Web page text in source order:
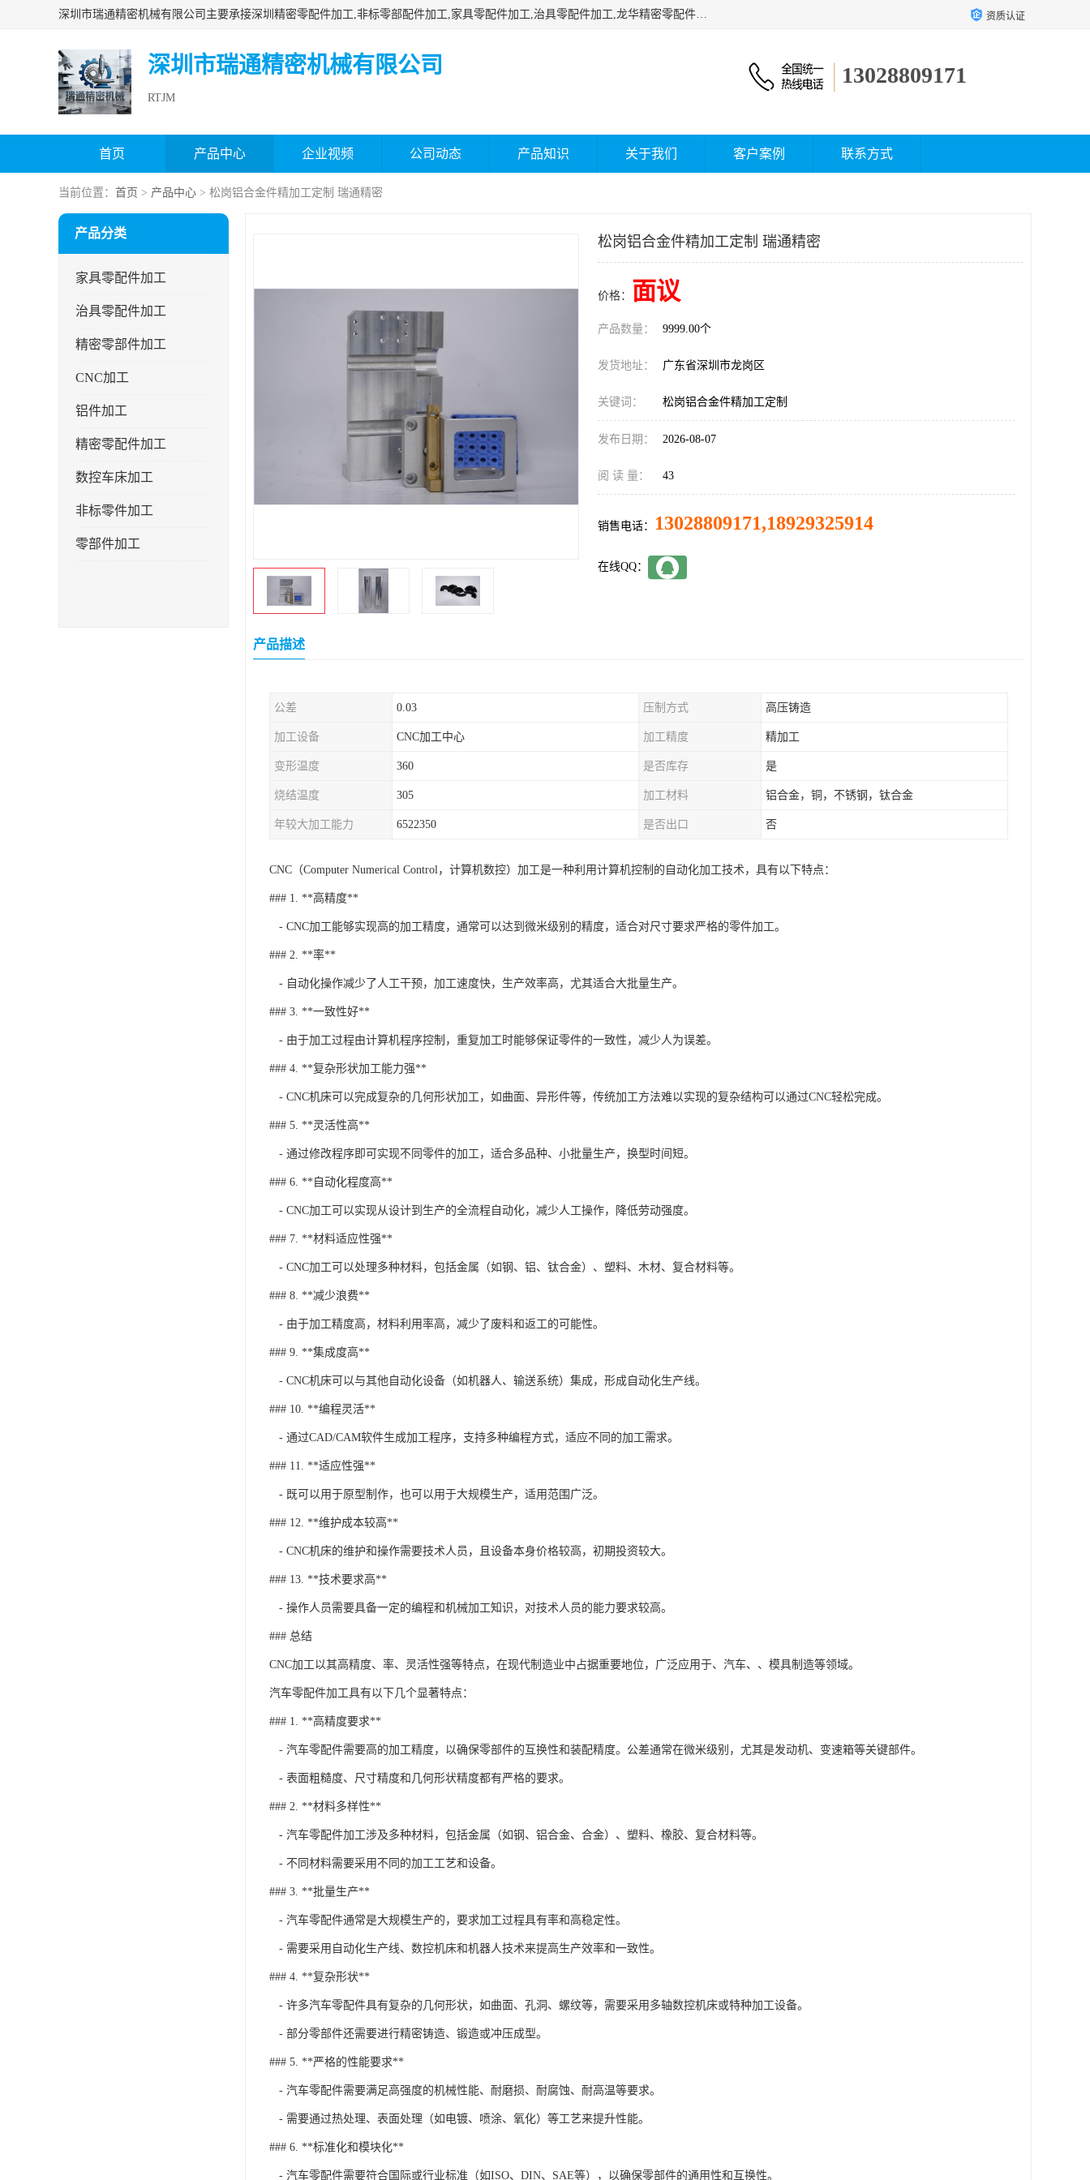
深圳市瑞通精密机械有限公司主要承接深圳精密零配件加工,非标零部配件加工,家具零配件加工,治具零配件加工,龙华精密零配件加工等各种各种精密机械加工，欢迎来来电咨询！ 资质认证
深圳市瑞通精密机械有限公司
RTJM
13028809171
首页 产品中心 企业视频 公司动态 产品知识 关于我们 客户案例 联系方式
当前位置： 首页 > 产品中心 > 松岗铝合金件精加工定制 瑞通精密
产品分类
家具零配件加工
治具零配件加工
精密零部件加工
CNC加工
铝件加工
精密零配件加工
数控车床加工
非标零件加工
零部件加工
松岗铝合金件精加工定制 瑞通精密
价格： 面议
产品数量： 9999.00个
发货地址： 广东省深圳市龙岗区
关键词： 松岗铝合金件精加工定制
发布日期： 2026-08-07
阅 读 量： 43
销售电话： 13028809171,18929325914
在线QQ：
产品描述
公差 0.03 压制方式 高压铸造
加工设备 CNC加工中心 加工精度 精加工
变形温度 360 是否库存 是
烧结温度 305 加工材料 铝合金，铜，不锈钢，钛合金
年较大加工能力 6522350 是否出口 否
CNC（Computer Numerical Control，计算机数控）加工是一种利用计算机控制的自动化加工技术，具有以下特点：
### 1. **高精度**
- CNC加工能够实现高的加工精度，通常可以达到微米级别的精度，适合对尺寸要求严格的零件加工。
### 2. **率**
- 自动化操作减少了人工干预，加工速度快，生产效率高，尤其适合大批量生产。
### 3. **一致性好**
- 由于加工过程由计算机程序控制，重复加工时能够保证零件的一致性，减少人为误差。
### 4. **复杂形状加工能力强**
- CNC机床可以完成复杂的几何形状加工，如曲面、异形件等，传统加工方法难以实现的复杂结构可以通过CNC轻松完成。
### 5. **灵活性高**
- 通过修改程序即可实现不同零件的加工，适合多品种、小批量生产，换型时间短。
### 6. **自动化程度高**
- CNC加工可以实现从设计到生产的全流程自动化，减少人工操作，降低劳动强度。
### 7. **材料适应性强**
- CNC加工可以处理多种材料，包括金属（如钢、铝、钛合金）、塑料、木材、复合材料等。
### 8. **减少浪费**
- 由于加工精度高，材料利用率高，减少了废料和返工的可能性。
### 9. **集成度高**
- CNC机床可以与其他自动化设备（如机器人、输送系统）集成，形成自动化生产线。
### 10. **编程灵活**
- 通过CAD/CAM软件生成加工程序，支持多种编程方式，适应不同的加工需求。
### 11. **适应性强**
- 既可以用于原型制作，也可以用于大规模生产，适用范围广泛。
### 12. **维护成本较高**
- CNC机床的维护和操作需要技术人员，且设备本身价格较高，初期投资较大。
### 13. **技术要求高**
- 操作人员需要具备一定的编程和机械加工知识，对技术人员的能力要求较高。
### 总结
CNC加工以其高精度、率、灵活性强等特点，在现代制造业中占据重要地位，广泛应用于、汽车、、模具制造等领域。
汽车零配件加工具有以下几个显著特点：
### 1. **高精度要求**
- 汽车零配件需要高的加工精度，以确保零部件的互换性和装配精度。公差通常在微米级别，尤其是发动机、变速箱等关键部件。
- 表面粗糙度、尺寸精度和几何形状精度都有严格的要求。
### 2. **材料多样性**
- 汽车零配件加工涉及多种材料，包括金属（如钢、铝合金、合金）、塑料、橡胶、复合材料等。
- 不同材料需要采用不同的加工工艺和设备。
### 3. **批量生产**
- 汽车零配件通常是大规模生产的，要求加工过程具有率和高稳定性。
- 需要采用自动化生产线、数控机床和机器人技术来提高生产效率和一致性。
### 4. **复杂形状**
- 许多汽车零配件具有复杂的几何形状，如曲面、孔洞、螺纹等，需要采用多轴数控机床或特种加工设备。
- 部分零部件还需要进行精密铸造、锻造或冲压成型。
### 5. **严格的性能要求**
- 汽车零配件需要满足高强度的机械性能、耐磨损、耐腐蚀、耐高温等要求。
- 需要通过热处理、表面处理（如电镀、喷涂、氧化）等工艺来提升性能。
### 6. **标准化和模块化**
- 汽车零配件需要符合国际或行业标准（如ISO、DIN、SAE等），以确保零部件的通用性和互换性。